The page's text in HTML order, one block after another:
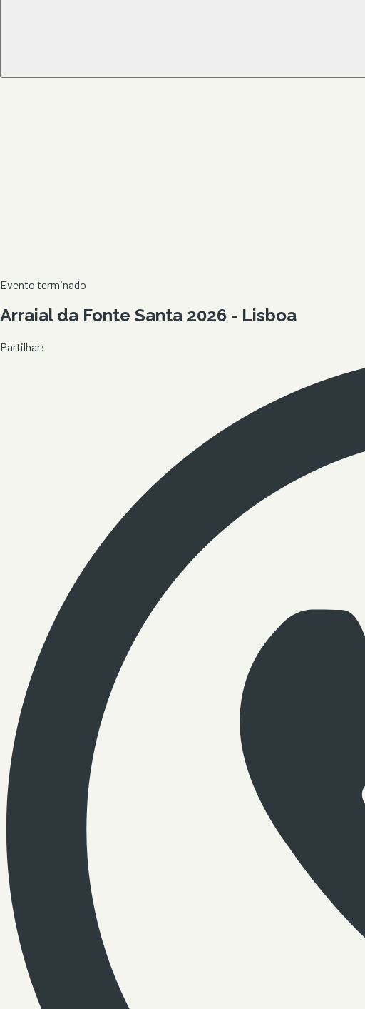
Evento terminado
Arraial da Fonte Santa 2026 - Lisboa
Partilhar: